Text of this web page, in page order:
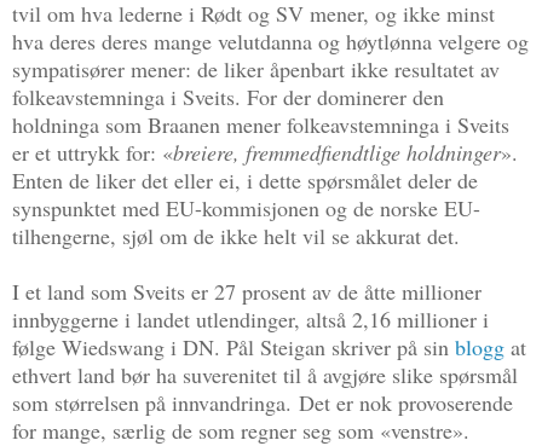
tvil om hva lederne i Rødt og SV mener, og ikke minst
hva deres deres mange velutdanna og høytlønna velgere og
sympatisører mener: de liker åpenbart ikke resultatet av
folkeavstemninga i Sveits. For der dominerer den
holdninga som Braanen mener folkeavstemninga i Sveits
er et uttrykk for: «breiere, fremmedfiendtlige holdninger».
Enten de liker det eller ei, i dette spørsmålet deler de
synspunktet med EU-kommisjonen og de norske EU-
tilhengerne, sjøl om de ikke helt vil se akkurat det.
I et land som Sveits er 27 prosent av de åtte millioner
innbyggerne i landet utlendinger, altså 2,16 millioner i
følge Wiedswang i DN. Pål Steigan skriver på sin blogg at
ethvert land bør ha suverenitet til å avgjøre slike spørsmål
som størrelsen på innvandringa. Det er nok provoserende
for mange, særlig de som regner seg som «venstre».